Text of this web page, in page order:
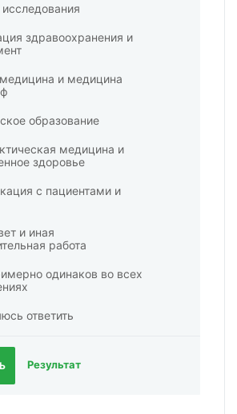
здравоохранения и
и медицина
образование
медицина и
здоровье
с пациентами и
и иная
работа
одинаков во всех
ответить
Результат